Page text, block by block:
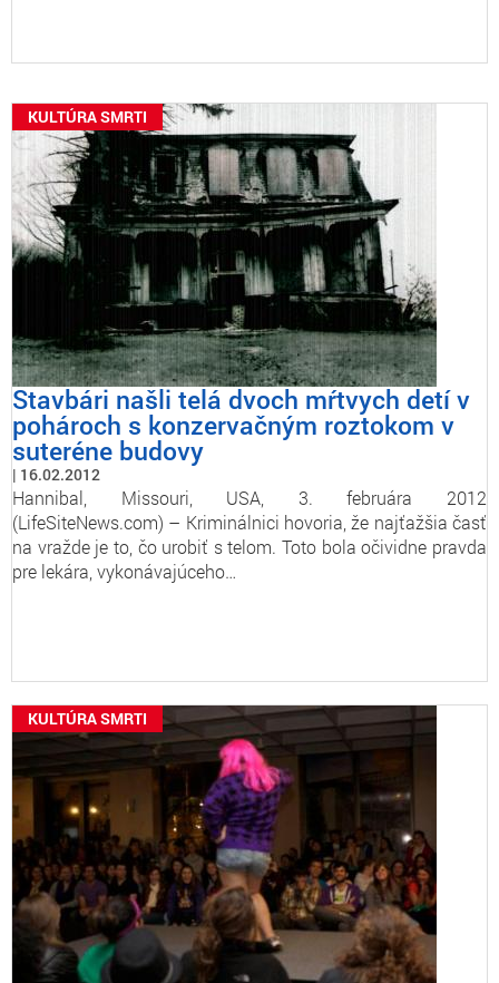
KULTÚRA SMRTI
Stavbári našli telá dvoch mŕtvych detí v
pohároch s konzervačným roztokom v
suteréne budovy
16.02.2012
Hannibal, Missouri, USA, 3. februára 2012
(LifeSiteNews.com) – Kriminálnici hovoria, že najťažšia časť
na vražde je to, čo urobiť s telom. Toto bola očividne pravda
pre lekára, vykonávajúceho…
KULTÚRA SMRTI